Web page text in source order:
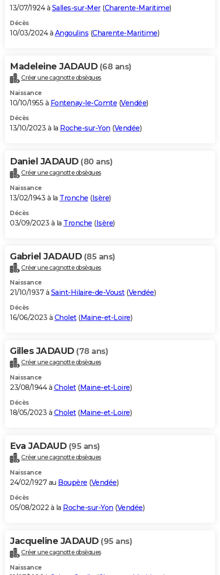
13/07/1924 à Salles-sur-Mer(Charente-Maritime)
Décès
10/03/2024 à Angoulins (Charente-Maritime)
Madeleine JADAUD (68 ans)
Créer une cagnotte obsèques
Naissance
10/10/1955 à Fontenay-le-Comte (Vendée)
Décès
13/10/2023 à la Roche-sur-Yon (Vendée)
Daniel JADAUD (80 ans)
Créer une cagnotte obsèques
Naissance
13/02/1943 à la Tronche (Isère)
Décès
03/09/2023 à la Tronche (Isère)
Gabriel JADAUD (85 ans)
Créer une cagnotte obsèques
Naissance
21/10/1937 à Saint-Hilaire-de-Voust(Vendée)
Décès
16/06/2023 à Cholet(Maine-et-Loire)
Gilles JADAUD (78 ans)
Créer une cagnotte obsèques
Naissance
23/08/1944 à Cholet(Maine-et-Loire)
Décès
18/05/2023 à Cholet(Maine-et-Loire)
Eva JADAUD (95 ans)
Créer une cagnotte obsèques
Naissance
24/02/1927 au Boupère (Vendée)
Décès
05/08/2022 à la Roche-sur-Yon (Vendée)
Jacqueline JADAUD (95 ans)
Créer une cagnotte obsèques
Naissance